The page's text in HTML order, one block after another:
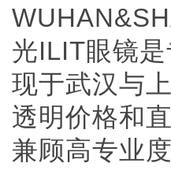
光ILIT眼镜
现于武汉与
透明价格和
兼顾高专业